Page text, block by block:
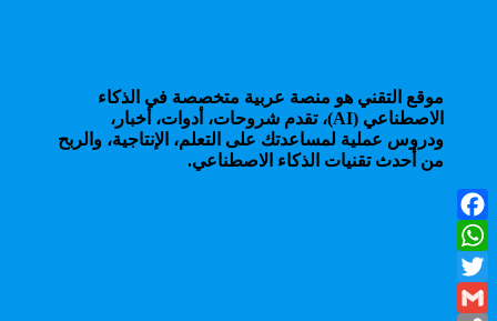
موقع التقني هو منصة عربية متخصصة في الذكاء
الاصطناعي (AI)، تقدم شروحات، أدوات، أخبار،
ودروس عملية لمساعدتك على التعلم، الإنتاجية، والربح
من أحدث تقنيات الذكاء الاصطناعي.
Facebook
WhatsApp
Twitter